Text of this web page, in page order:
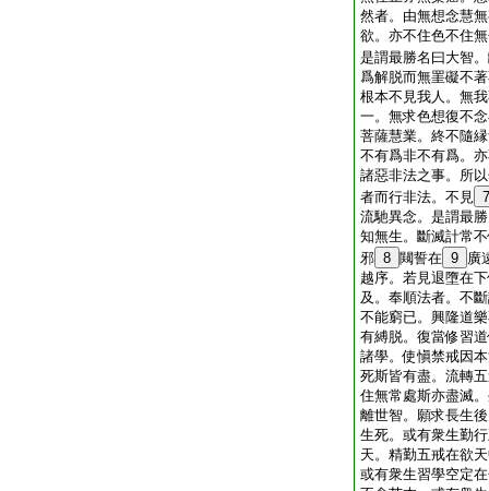
然者。由無想念慧
欲。亦不住色不住
是謂最勝名曰大智
爲解脱而無罣礙不
根本不見我人。無
一。無求色想復不
菩薩慧業。終不隨
不有爲非不有爲。
諸惡非法之事。所
者而行非法。不見 7
流馳異念。是謂最
知無生。斷滅計常
邪 8 闚誓在 9 廣
越序。若見退墮在
及。奉順法者。不
不能窮已。興隆道
有縛脱。復當修習
諸學。使愼禁戒因
死斯皆有盡。流轉
住無常處斯亦盡滅
離世智。願求長生
生死。或有衆生勤
天。精勤五戒在欲
或有衆生習學空定